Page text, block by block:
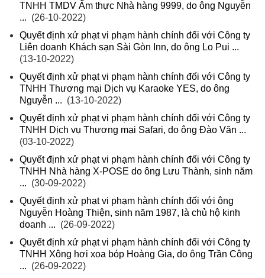
TNHH TMDV Ẩm thực Nhà hàng 9999, do ông Nguyễn
... (26-10-2022)
Quyết định xử phạt vi phạm hành chính đối với Công ty
Liên doanh Khách sạn Sài Gòn Inn, do ông Lo Pui ...
(13-10-2022)
Quyết định xử phạt vi phạm hành chính đối với Công ty
TNHH Thương mại Dịch vụ Karaoke YES, do ông
Nguyễn ... (13-10-2022)
Quyết định xử phạt vi phạm hành chính đối với Công ty
TNHH Dịch vụ Thương mại Safari, do ông Đào Văn ...
(03-10-2022)
Quyết định xử phạt vi phạm hành chính đối với Công ty
TNHH Nhà hàng X-POSE do ông Lưu Thành, sinh năm
... (30-09-2022)
Quyết định xử phạt vi phạm hành chính đối với ông
Nguyễn Hoàng Thiện, sinh năm 1987, là chủ hộ kinh
doanh ... (26-09-2022)
Quyết định xử phạt vi phạm hành chính đối với Công ty
TNHH Xông hơi xoa bóp Hoàng Gia, do ông Trần Công
... (26-09-2022)